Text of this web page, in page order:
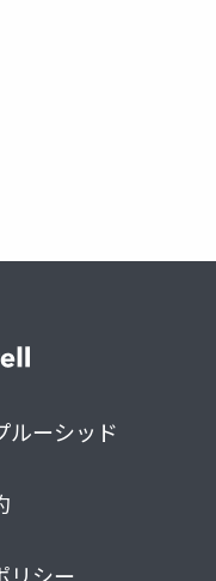
ルーシッド
リシー